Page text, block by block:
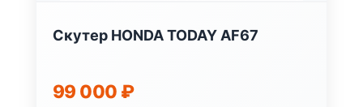
Скутер HONDA TODAY AF67
99 000 ₽